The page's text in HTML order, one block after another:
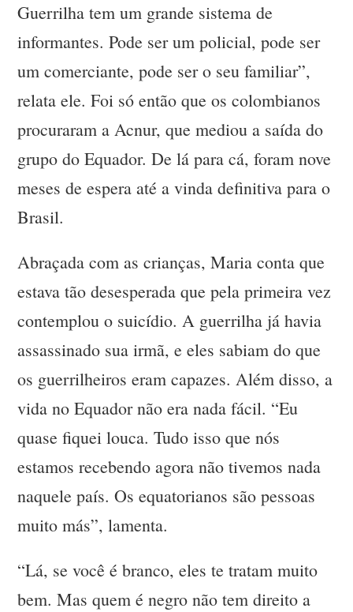
Guerrilha tem um grande sistema de
informantes. Pode ser um policial, pode ser
um comerciante, pode ser o seu familiar”,
relata ele. Foi só então que os colombianos
procuraram a Acnur, que mediou a saída do
grupo do Equador. De lá para cá, foram nove
meses de espera até a vinda definitiva para o
Brasil.
Abraçada com as crianças, Maria conta que
estava tão desesperada que pela primeira vez
contemplou o suicídio. A guerrilha já havia
assassinado sua irmã, e eles sabiam do que
os guerrilheiros eram capazes. Além disso, a
vida no Equador não era nada fácil. “Eu
quase fiquei louca. Tudo isso que nós
estamos recebendo agora não tivemos nada
naquele país. Os equatorianos são pessoas
muito más”, lamenta.
“Lá, se você é branco, eles te tratam muito
bem. Mas quem é negro não tem direito a